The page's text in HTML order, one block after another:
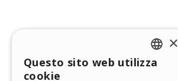
ENGLISH
×
Questo sito web utilizza
cookie